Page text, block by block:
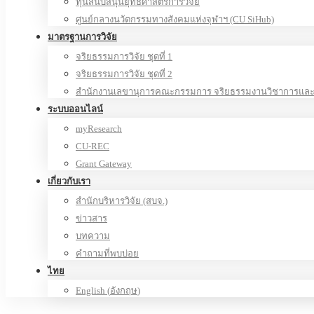
ศูนย์กลางนวัตกรรมทางสังคมแห่งจุฬาฯ (CU SiHub)
มาตรฐานการวิจัย
จริยธรรมการวิจัย ชุดที่ 1
จริยธรรมการวิจัย ชุดที่ 2
สำนักงานเลขานุการคณะกรรมการ จริยธรรมงานวิชาการแล
ระบบออนไลน์
myResearch
CU-REC
Grant Gateway
เกี่ยวกับเรา
สำนักบริหารวิจัย (สบจ.)
ข่าวสาร
บทความ
คำถามที่พบบ่อย
ไทย
English (อังกฤษ)